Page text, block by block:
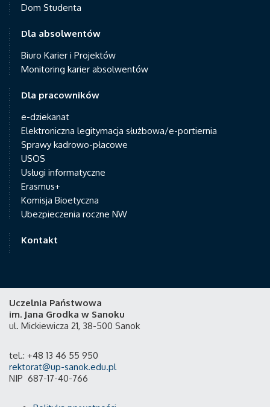
Dom Studenta
Dla absolwentów
Biuro Karier i Projektów
Monitoring karier absolwentów
Dla pracowników
e-dziekanat
Elektroniczna legitymacja służbowa/e-portiernia
Sprawy kadrowo-płacowe
USOS
Usługi informatyczne
Erasmus+
Komisja Bioetyczna
Ubezpieczenia roczne NW
Kontakt
Uczelnia Państwowa
im. Jana Grodka w Sanoku
ul. Mickiewicza 21, 38-500 Sanok
tel.: +48 13 46 55 950
rektorat@up-sanok.edu.pl
NIP 687-17-40-766